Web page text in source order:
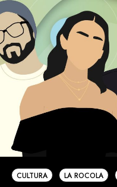
CULTURA LA ROCOLA